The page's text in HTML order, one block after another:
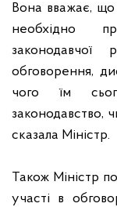
Вона вважає, що
необхідно
обговорення,
чого їм
законодавство,
сказала Міністр.
Також Міністр
участі в